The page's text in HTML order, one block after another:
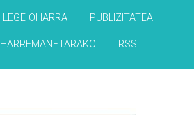
LEGE OHARRA PUBLIZITATEA
HARREMANETARAKO RSS